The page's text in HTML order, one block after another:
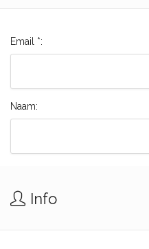
Email *:
Naam:
Info